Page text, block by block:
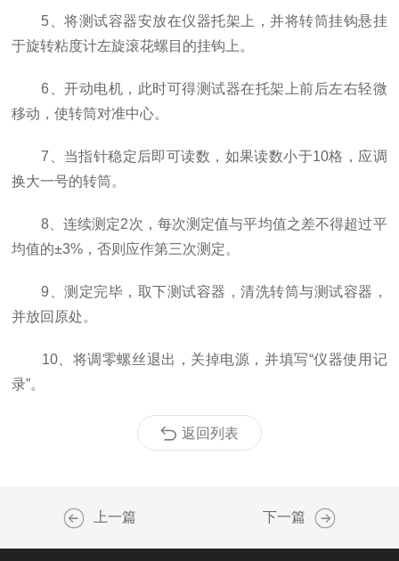
5、将测试容器安放在仪器托架上，并将转筒挂钩悬挂
于旋转粘度计左旋滚花螺目的挂钩上。
6、开动电机，此时可得测试器在托架上前后左右轻微
移动，使转筒对准中心。
7、当指针稳定后即可读数，如果读数小于10格，应调
换大一号的转筒。
8、连续测定2次，每次测定值与平均值之差不得超过平
均值的±3%，否则应作第三次测定。
9、测定完毕，取下测试容器，清洗转筒与测试容器，
并放回原处。
10、将调零螺丝退出，关掉电源，并填写“仪器使用记
录”。
返回列表
上一篇 下一篇